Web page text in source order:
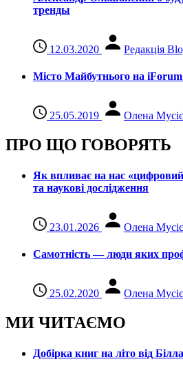
тренды
12.03.2020 Редакція
Місто Майбутнього на iForum
25.05.2019 Олена
ПРО ЩО ГОВОРЯТЬ
Як впливає на нас
та наукові дослідження
23.01.2026 Олена
Самотність — люди яких
25.02.2020 Олена
МИ ЧИТАЄМО
Добірка книг на літо від